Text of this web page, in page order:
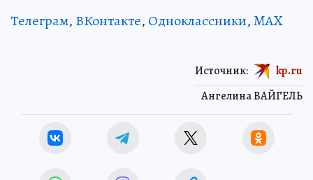
Телеграм, ВКонтакте, Одноклассники,MAX
Ангелина ВАЙГЕЛЬ
Источник: kp.ru